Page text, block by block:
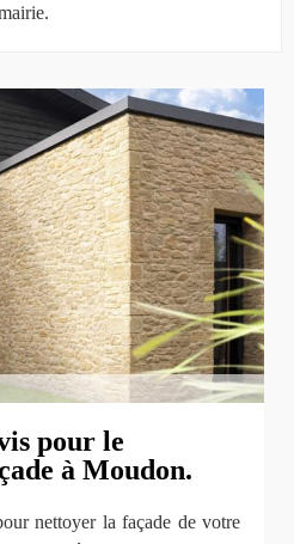
pour le
à Moudon.
nettoyer la façade de votre